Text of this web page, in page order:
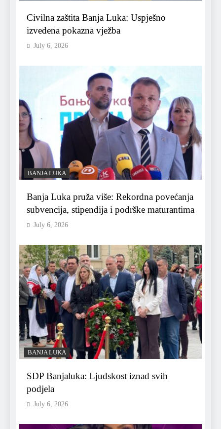
Civilna zaštita Banja Luka: Uspješno
izvedena pokazna vježba
July 6, 2026
BANJA LUKA
Banja Luka pruža više: Rekordna povećanja
subvencija, stipendija i podrške maturantima
July 6, 2026
BANJA LUKA
SDP Banjaluka: Ljudskost iznad svih
podjela
July 6, 2026